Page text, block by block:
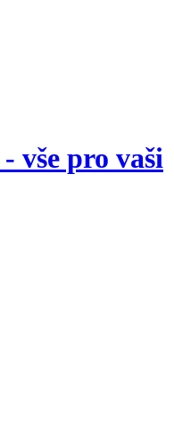
vše pro vaši